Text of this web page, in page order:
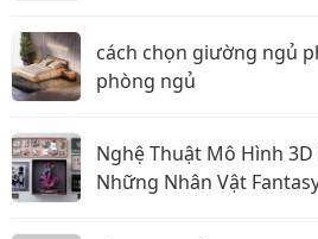
cách chọn giường ngủ
phòng ngủ
Nghệ Thuật Mô Hình 3D
Những Nhân Vật